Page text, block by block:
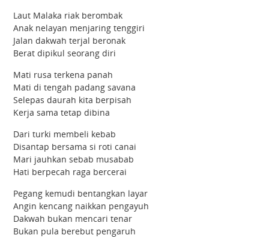
Laut Malaka riak berombak
Anak nelayan menjaring tenggiri
Jalan dakwah terjal beronak
Berat dipikul seorang diri
Mati rusa terkena panah
Mati di tengah padang savana
Selepas daurah kita berpisah
Kerja sama tetap dibina
Dari turki membeli kebab
Disantap bersama si roti canai
Mari jauhkan sebab musabab
Hati berpecah raga bercerai
Pegang kemudi bentangkan layar
Angin kencang naikkan pengayuh
Dakwah bukan mencari tenar
Bukan pula berebut pengaruh